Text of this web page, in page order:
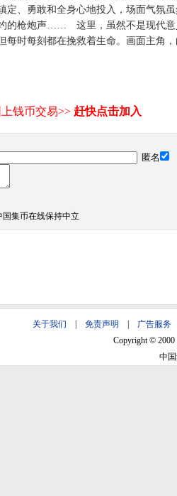
定、勇敢和全身心地投入，场面气氛
的枪炮声…… 这里，虽然不是现代意
每时每刻都在挽救着生命。画面主角
匿名
集币在线保持中立
关于我们 免责声明 广告服务
Copyright © 2000
中